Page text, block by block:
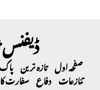
صفحہ اول تازہ ترین
تنازعات دفاع سفارت